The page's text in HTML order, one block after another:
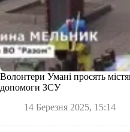
Волонтери Умані просять
допомоги ЗСУ
14 Березня 2025, 15:14